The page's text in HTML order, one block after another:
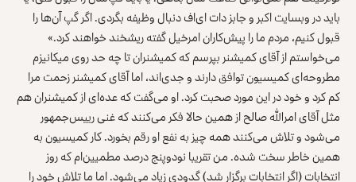
باید در وبسایت اکبر و جابز دات ای‌اف دنبال وظیفه بگردی. اگر گپ آن‌ها را
قبول کنیم، مردم ما را پیش‌کاران امرخیل گفته ریشخند خواهند کرد.»
می‌خواستم از آقای کمیشنر بپرسم که کمیشنران تا چه حد روی میکانیزم
مطروحه‌ای کمیسیون توافق دارند و جدی‌اند، اما آقای کمیشنر زحمت مرا
کم کرد و خود در این مورد صحبت کرد. او می‌گفت که عده‌ای از کمیشنران هم
مثل آقای امرالله صالح از همین حالا فکر می‌کنند که غنی رییس‌جمهور
می‌شود و تلاش می‌کنند همه چیز به نفع او رقم بخورد. کار کمیسیون به
همین خاطر سخت شده. من تقریبا نودوپنج درصد مطمیین‌ام که روز
انتخابات (اگر انتخابات برگزار شد) گدودی زیاد می‌شود. اما ما تلاش خود را